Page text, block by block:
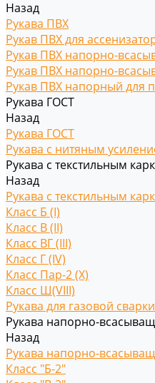
Назад
Рукава ПВХ
Рукав ПВХ для
Рукав ПВХ напорно-
Рукав ПВХ напорно-
Рукав ПВХ напорный для
Рукава ГОСТ
Назад
Рукава ГОСТ
Рукава с нитяным
Рукава с текстильным
Назад
Рукава с текстильным
Класс Б (I)
Класс В (II)
Класс ВГ (III)
Класс Г (IV)
Класс Пар-2 (X)
Класс Ш(VIII)
Рукава для газовой
Рукава напорно-
Назад
Рукава напорно-
Класс "Б-2"